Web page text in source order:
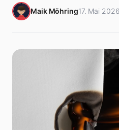
Maik Möhring17. Mai 2026